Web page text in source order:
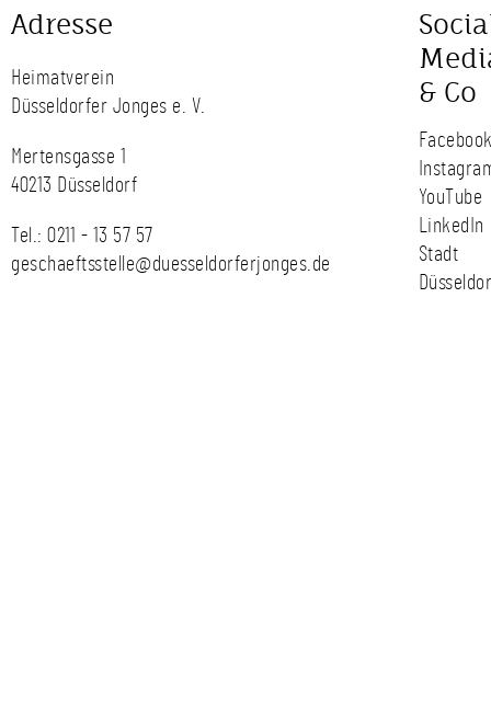
Adresse
Heimatverein
Düsseldorfer Jonges e. V.
Mertensgasse 1
40213 Düsseldorf
Tel.: 0211 - 13 57 57
geschaeftsstelle@duesseldorferjonges.de
& Co
YouTube
LinkedIn
Stadt